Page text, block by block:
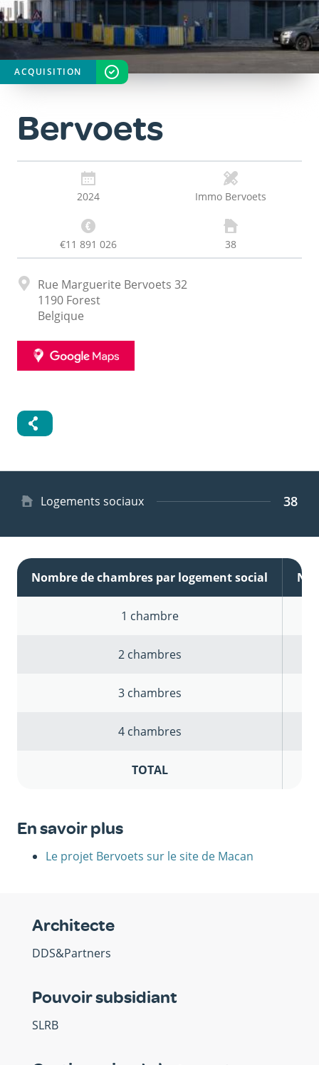
Bervoets
2024 Immo Bervoets
€11 891 026 38
AdresseRue Marguerite Bervoets 32
1190 Forest
Belgique
GOOGLE
ACQUISITION STATUT
TERMINÉ
Type
logement
Logements sociaux 38
Nombre de chambres par logement social
1 chambre
2 chambres
3 chambres
4 chambres
TOTAL
En savoir plus
Le projet Bervoets sur le site de Macan
Architecte
DDS&Partners
Pouvoir subsidiant
SLRB